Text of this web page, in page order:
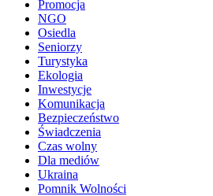
Promocja
NGO
Osiedla
Seniorzy
Turystyka
Ekologia
Inwestycje
Komunikacja
Bezpieczeństwo
Świadczenia
Czas wolny
Dla mediów
Ukraina
Pomnik Wolności